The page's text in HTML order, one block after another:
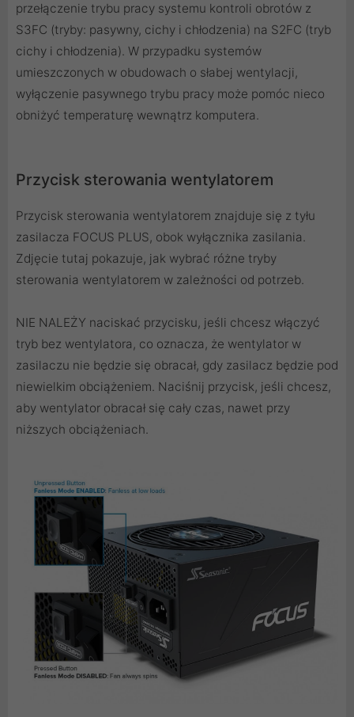
przełączenie trybu pracy systemu kontroli obrotów z
S3FC (tryby: pasywny, cichy i chłodzenia) na S2FC (tryb
cichy i chłodzenia). W przypadku systemów
umieszczonych w obudowach o słabej wentylacji,
wyłączenie pasywnego trybu pracy może pomóc nieco
obniżyć temperaturę wewnątrz komputera.
Przycisk sterowania wentylatorem
Przycisk sterowania wentylatorem znajduje się z tyłu
zasilacza FOCUS PLUS, obok wyłącznika zasilania.
Zdjęcie tutaj pokazuje, jak wybrać różne tryby
sterowania wentylatorem w zależności od potrzeb.
NIE NALEŻY naciskać przycisku, jeśli chcesz włączyć
tryb bez wentylatora, co oznacza, że wentylator w
zasilaczu nie będzie się obracał, gdy zasilacz będzie pod
niewielkim obciążeniem. Naciśnij przycisk, jeśli chcesz,
aby wentylator obracał się cały czas, nawet przy
niższych obciążeniach.